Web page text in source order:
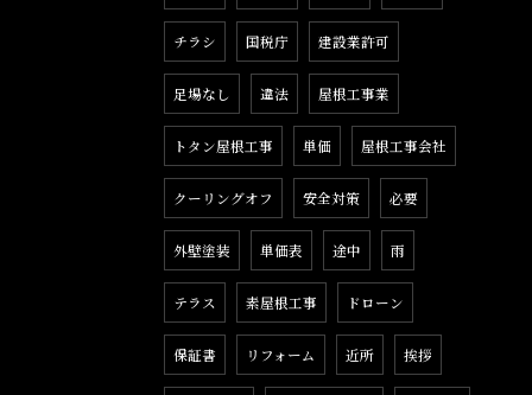
チラシ 国税庁 建設業許可
足場なし 違法 屋根工事業
トタン屋根工事 単価 屋根工事会社
クーリングオフ 安全対策 必要
外壁塗装 単価表 途中 雨
テラス 素屋根工事 ドローン
保証書 リフォーム 近所 挨拶